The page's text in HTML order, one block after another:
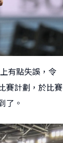
有點失誤，令
賽計劃，於比賽
了。